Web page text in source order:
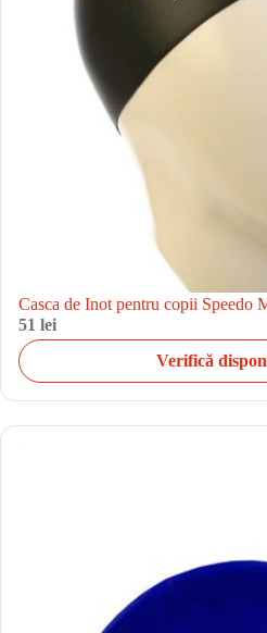
Casca de Inot pentru copii Speedo
51 lei
Verifică